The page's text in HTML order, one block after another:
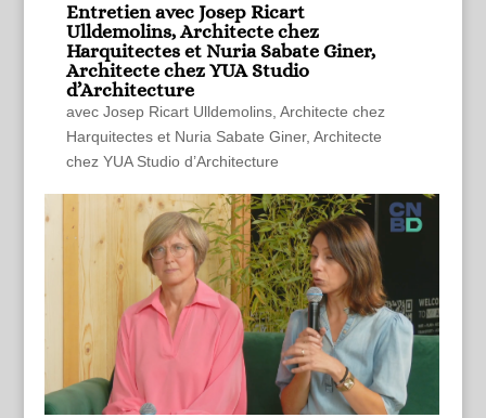
Entretien avec Josep Ricart
Ulldemolins, Architecte chez
Harquitectes et Nuria Sabate Giner,
Architecte chez YUA Studio
d’Architecture
avec Josep Ricart Ulldemolins, Architecte chez
Harquitectes et Nuria Sabate Giner, Architecte
chez YUA Studio d’Architecture